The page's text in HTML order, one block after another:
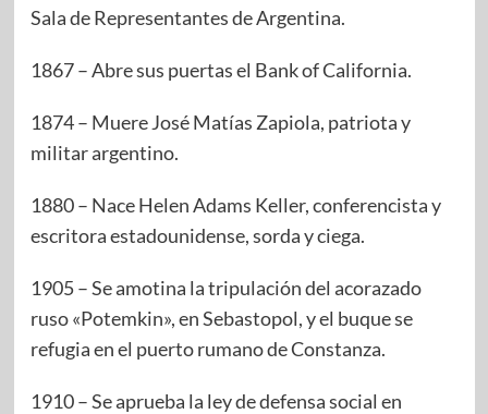
Sala de Representantes de Argentina.
1867 – Abre sus puertas el Bank of California.
1874 – Muere José Matías Zapiola, patriota y
militar argentino.
1880 – Nace Helen Adams Keller, conferencista y
escritora estadounidense, sorda y ciega.
1905 – Se amotina la tripulación del acorazado
ruso «Potemkin», en Sebastopol, y el buque se
refugia en el puerto rumano de Constanza.
1910 – Se aprueba la ley de defensa social en